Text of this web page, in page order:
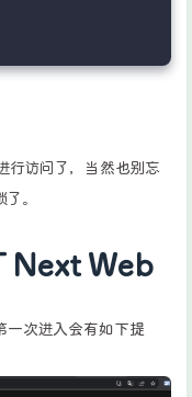
行访问了，当然也别忘
。
Next Web
一次进入会有如下提